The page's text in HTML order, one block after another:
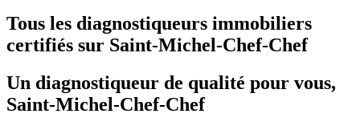
Tous les diagnostiqueurs immobiliers
certifiés sur Saint-Michel-Chef-Chef
Un diagnostiqueur de qualité pour vous,
Saint-Michel-Chef-Chef